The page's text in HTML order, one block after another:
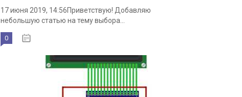
17 июня 2019, 14:56Приветствую! Добавляю
небольшую статью на тему выбора...
0